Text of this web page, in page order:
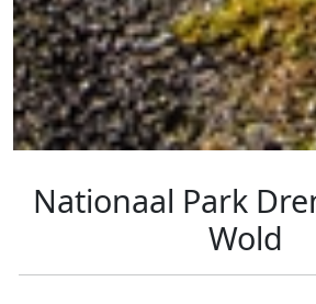
Nationaal Park
Wold